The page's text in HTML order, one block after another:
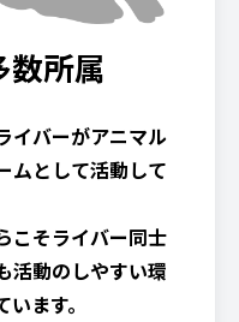
数所属
イバーがアニマル
ムとして活動して
こそライバー同士
活動のしやすい環
ます。